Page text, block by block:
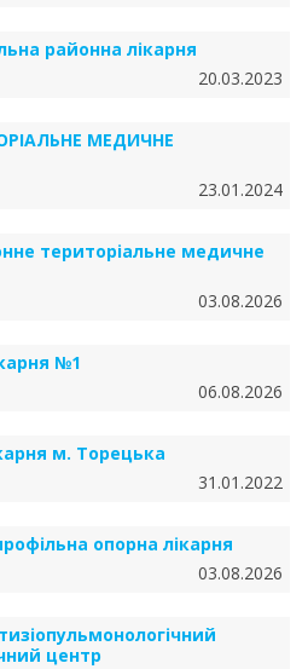
районна лікарня
20.03.2023
МЕДИЧНЕ
23.01.2024
територіальне медичне
03.08.2026
№1
06.08.2026
м. Торецька
31.01.2022
опорна лікарня
03.08.2026
центр